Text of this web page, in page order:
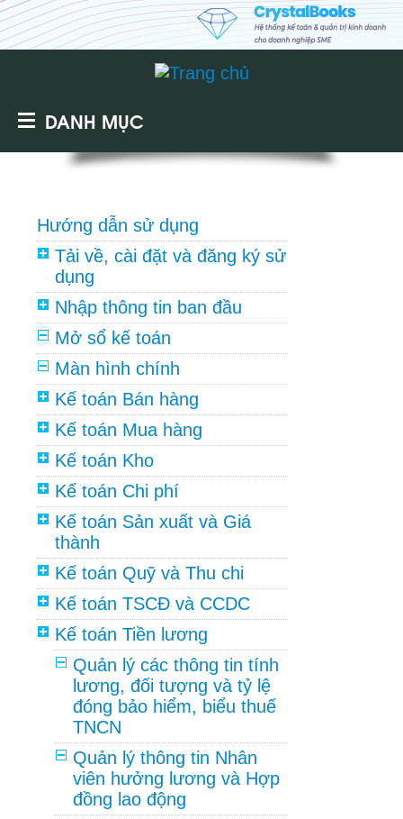
DANH MỤC
Hướng dẫn sử dụng
Tải về, cài đặt và đăng ký sử
dụng
Nhập thông tin ban đầu
Mở sổ kế toán
Màn hình chính
Kế toán Bán hàng
Kế toán Mua hàng
Kế toán Kho
Kế toán Chi phí
Kế toán Sản xuất và Giá
thành
Kế toán Quỹ và Thu chi
Kế toán TSCĐ và CCDC
Kế toán Tiền lương
Quản lý các thông tin tính
lương, đối tượng và tỷ lệ
đóng bảo hiểm, biểu thuế
TNCN
Quản lý thông tin Nhân
viên hưởng lương và Hợp
đồng lao động